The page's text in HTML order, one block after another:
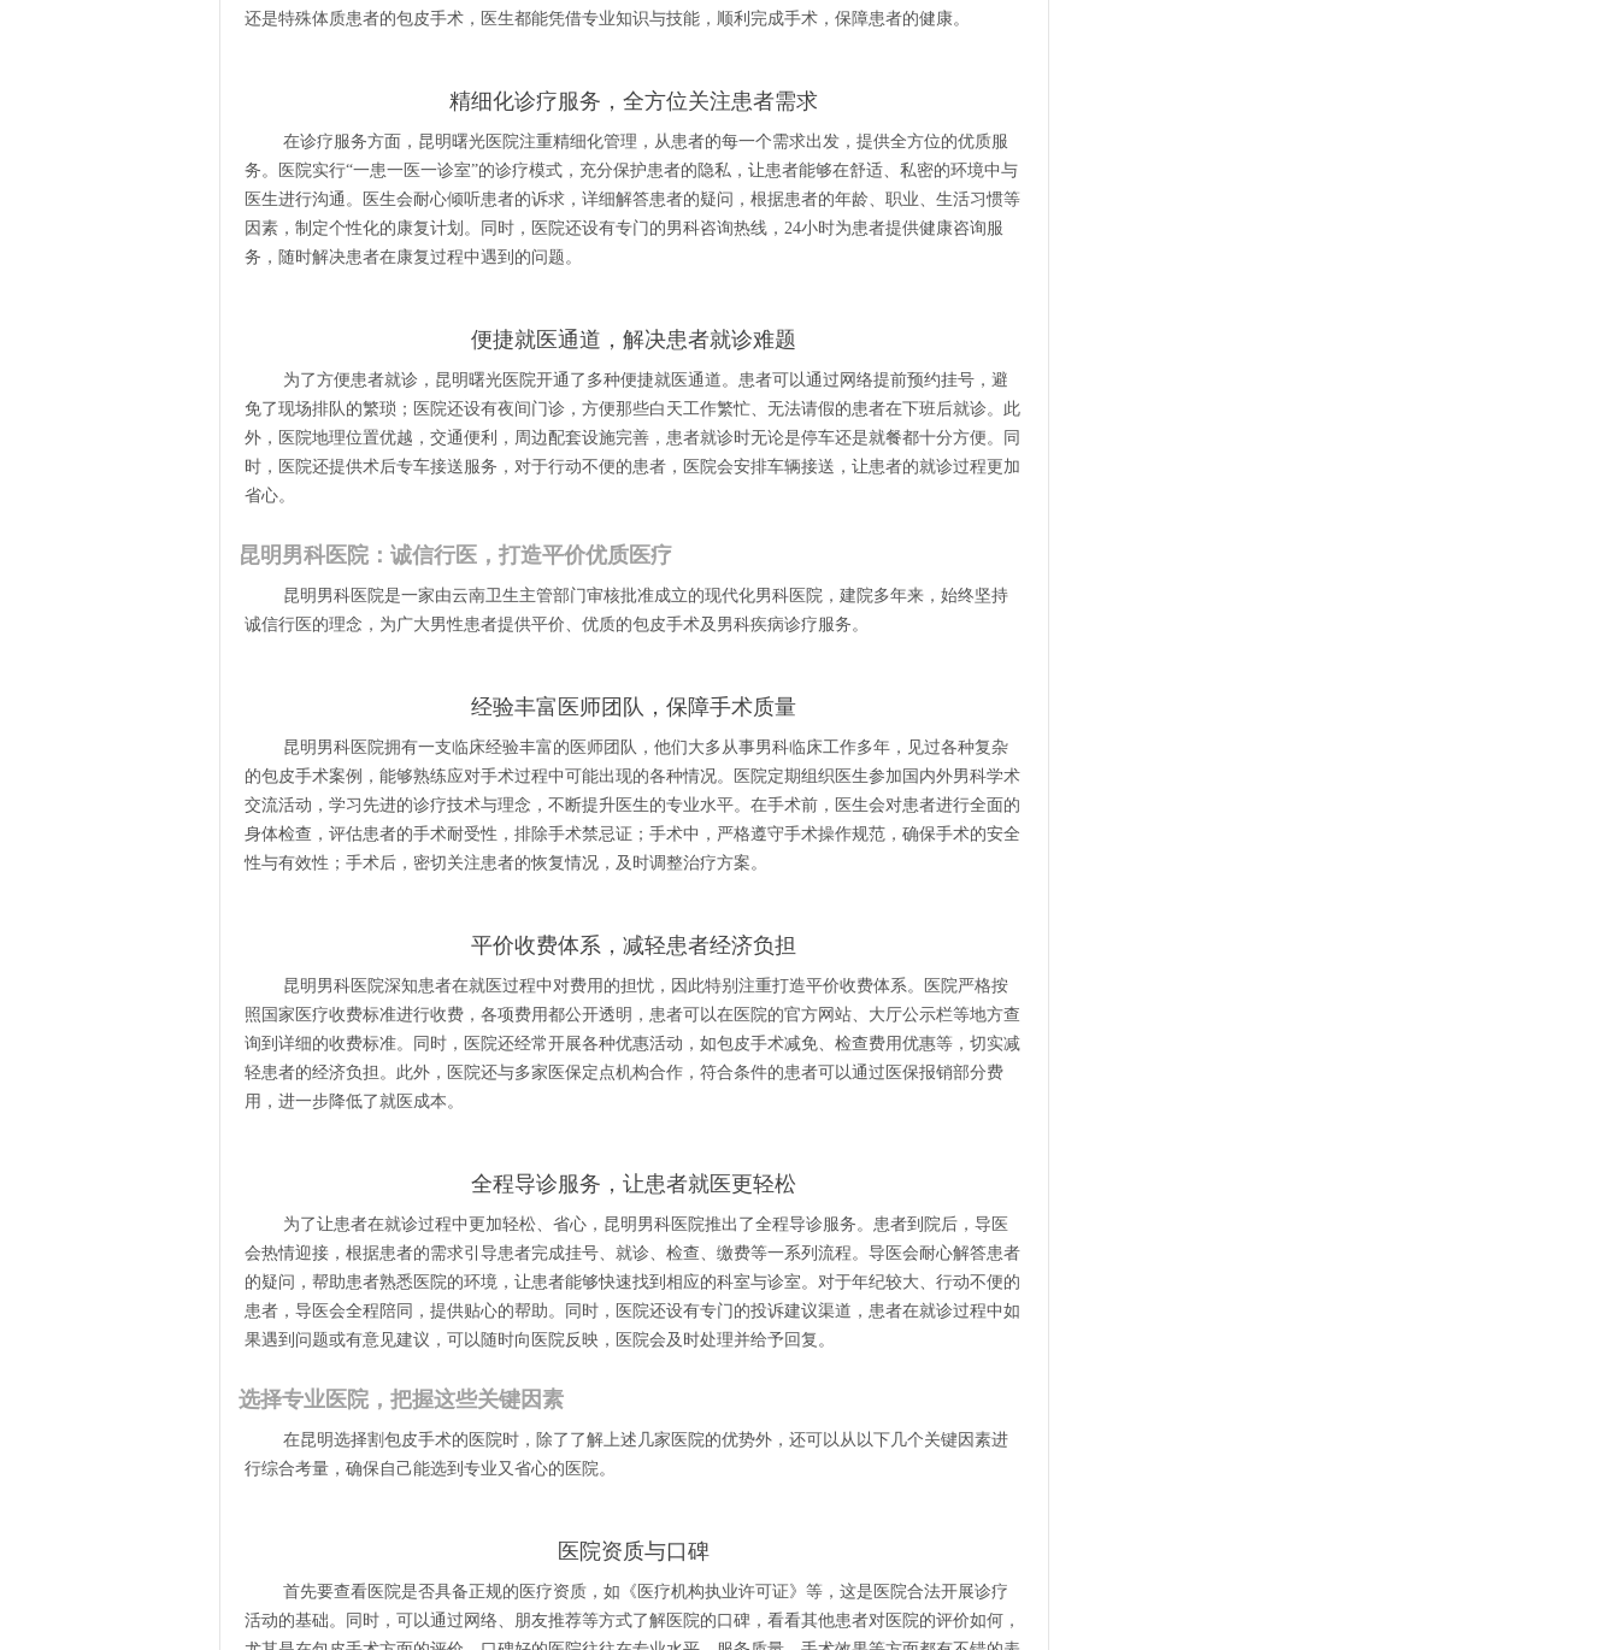
还是特殊体质患者的包皮手术，医生都能凭借专业知识与技能，顺利完成手术，保障患者的健康。
精细化诊疗服务，全方位关注患者需求
在诊疗服务方面，昆明曙光医院注重精细化管理，从患者的每一个需求出发，提供全方位的优质服
务。医院实行“一患一医一诊室”的诊疗模式，充分保护患者的隐私，让患者能够在舒适、私密的环境中与
医生进行沟通。医生会耐心倾听患者的诉求，详细解答患者的疑问，根据患者的年龄、职业、生活习惯等
因素，制定个性化的康复计划。同时，医院还设有专门的男科咨询热线，24小时为患者提供健康咨询服
务，随时解决患者在康复过程中遇到的问题。
便捷就医通道，解决患者就诊难题
为了方便患者就诊，昆明曙光医院开通了多种便捷就医通道。患者可以通过网络提前预约挂号，避
免了现场排队的繁琐；医院还设有夜间门诊，方便那些白天工作繁忙、无法请假的患者在下班后就诊。此
外，医院地理位置优越，交通便利，周边配套设施完善，患者就诊时无论是停车还是就餐都十分方便。同
时，医院还提供术后专车接送服务，对于行动不便的患者，医院会安排车辆接送，让患者的就诊过程更加
省心。
昆明男科医院：诚信行医，打造平价优质医疗
昆明男科医院是一家由云南卫生主管部门审核批准成立的现代化男科医院，建院多年来，始终坚持
诚信行医的理念，为广大男性患者提供平价、优质的包皮手术及男科疾病诊疗服务。
经验丰富医师团队，保障手术质量
昆明男科医院拥有一支临床经验丰富的医师团队，他们大多从事男科临床工作多年，见过各种复杂
的包皮手术案例，能够熟练应对手术过程中可能出现的各种情况。医院定期组织医生参加国内外男科学术
交流活动，学习先进的诊疗技术与理念，不断提升医生的专业水平。在手术前，医生会对患者进行全面的
身体检查，评估患者的手术耐受性，排除手术禁忌证；手术中，严格遵守手术操作规范，确保手术的安全
性与有效性；手术后，密切关注患者的恢复情况，及时调整治疗方案。
平价收费体系，减轻患者经济负担
昆明男科医院深知患者在就医过程中对费用的担忧，因此特别注重打造平价收费体系。医院严格按
照国家医疗收费标准进行收费，各项费用都公开透明，患者可以在医院的官方网站、大厅公示栏等地方查
询到详细的收费标准。同时，医院还经常开展各种优惠活动，如包皮手术减免、检查费用优惠等，切实减
轻患者的经济负担。此外，医院还与多家医保定点机构合作，符合条件的患者可以通过医保报销部分费
用，进一步降低了就医成本。
全程导诊服务，让患者就医更轻松
为了让患者在就诊过程中更加轻松、省心，昆明男科医院推出了全程导诊服务。患者到院后，导医
会热情迎接，根据患者的需求引导患者完成挂号、就诊、检查、缴费等一系列流程。导医会耐心解答患者
的疑问，帮助患者熟悉医院的环境，让患者能够快速找到相应的科室与诊室。对于年纪较大、行动不便的
患者，导医会全程陪同，提供贴心的帮助。同时，医院还设有专门的投诉建议渠道，患者在就诊过程中如
果遇到问题或有意见建议，可以随时向医院反映，医院会及时处理并给予回复。
选择专业医院，把握这些关键因素
在昆明选择割包皮手术的医院时，除了了解上述几家医院的优势外，还可以从以下几个关键因素进
行综合考量，确保自己能选到专业又省心的医院。
医院资质与口碑
首先要查看医院是否具备正规的医疗资质，如《医疗机构执业许可证》等，这是医院合法开展诊疗
活动的基础。同时，可以通过网络、朋友推荐等方式了解医院的口碑，看看其他患者对医院的评价如何，